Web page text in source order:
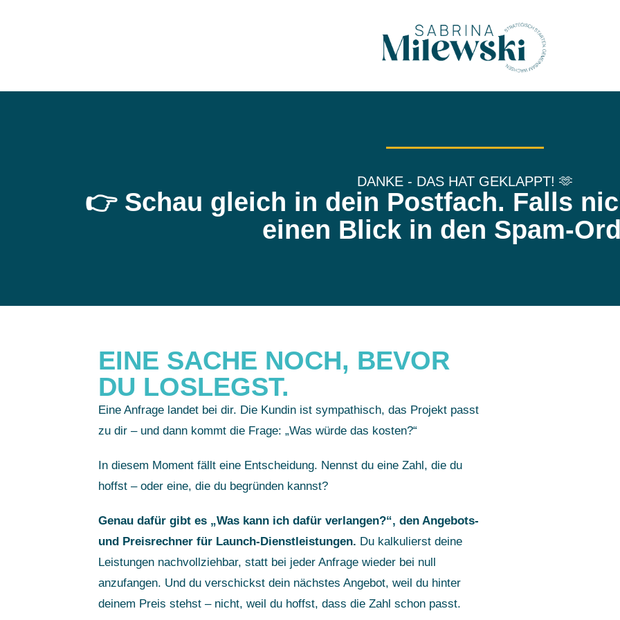
DANKE - DAS HAT GEKLAPPT! 🫶
👉 Schau gleich in dein Postfach. Falls
einen Blick in den Spam-
EINE SACHE NOCH, BEVOR
DU LOSLEGST.
Eine Anfrage landet bei dir. Die Kundin ist sympathisch, das Projekt passt
zu dir – und dann kommt die Frage: „Was würde das kosten?“
In diesem Moment fällt eine Entscheidung. Nennst du eine Zahl, die du
hoffst – oder eine, die du begründen kannst?
Genau dafür gibt es „Was kann ich dafür verlangen?“, den Angebots-
und Preisrechner für Launch-Dienstleistungen. Du kalkulierst deine
Leistungen nachvollziehbar, statt bei jeder Anfrage wieder bei null
anzufangen. Und du verschickst dein nächstes Angebot, weil du hinter
deinem Preis stehst – nicht, weil du hoffst, dass die Zahl schon passt.